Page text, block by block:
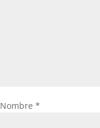
Nombre *